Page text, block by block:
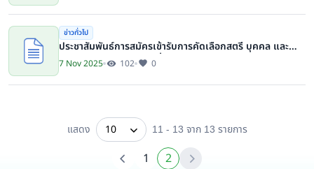
ข่าวทั่วไป
ประชาสัมพันธ์การสมัครเข้ารับการคัดเลือกสตรี บุคคล และ
หน่วยงานองค์กรดีเด่น เนื่องในวันสตรีสากล ประจำปี 2569
7 Nov 2025 102 0
แสดง 10 11 - 13 จาก 13 รายการ
1 2